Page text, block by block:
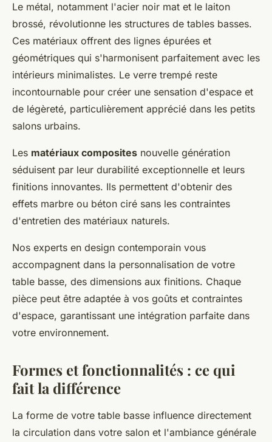
Le métal, notamment l'acier noir mat et le laiton
brossé, révolutionne les structures de tables basses.
Ces matériaux offrent des lignes épurées et
géométriques qui s'harmonisent parfaitement avec les
intérieurs minimalistes. Le verre trempé reste
incontournable pour créer une sensation d'espace et
de légèreté, particulièrement apprécié dans les petits
salons urbains.
Les matériaux composites nouvelle génération
séduisent par leur durabilité exceptionnelle et leurs
finitions innovantes. Ils permettent d'obtenir des
effets marbre ou béton ciré sans les contraintes
d'entretien des matériaux naturels.
Nos experts en design contemporain vous
accompagnent dans la personnalisation de votre
table basse, des dimensions aux finitions. Chaque
pièce peut être adaptée à vos goûts et contraintes
d'espace, garantissant une intégration parfaite dans
votre environnement.
Formes et fonctionnalités : ce qui
fait la différence
La forme de votre table basse influence directement
la circulation dans votre salon et l'ambiance générale